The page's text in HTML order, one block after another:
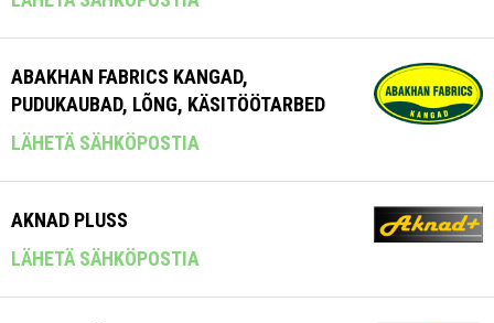
ABAKHAN FABRICS KANGAD,
PUDUKAUBAD, LÕNG, KÄSITÖÖTARBED
LÄHETÄ SÄHKÖPOSTIA
AKNAD PLUSS
LÄHETÄ SÄHKÖPOSTIA